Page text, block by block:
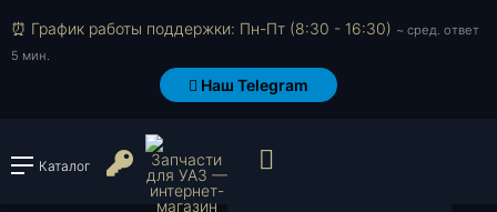
⏰ График работы поддержки: Пн-Пт (8:30 - 16:30) ~ сред. ответ
5 мин.
Наш Telegram
Каталог Войти или